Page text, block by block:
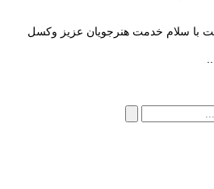
با سلام خدمت هنرجویان عزیز وکسل